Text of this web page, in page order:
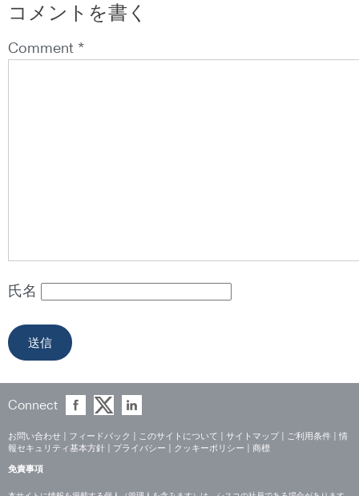
コメントを書く
Comment *
氏名
Connect
お問い合わせ フィードバック このサイトについて サイトマップ ご利用条件
情
報セキュリティ基本方針
プライバシー クッキーポリシー 商標
免責事項